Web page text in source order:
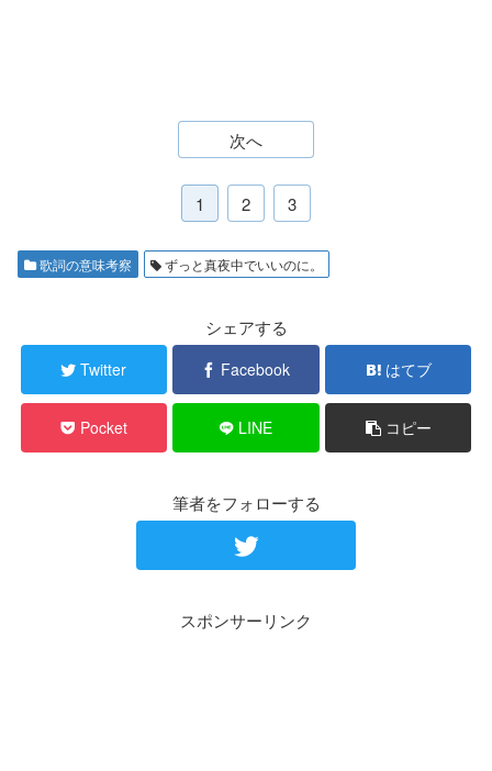
次へ
1 2 3
歌詞の意味考察 ずっと真夜中でいいのに。
シェアする
Twitter Facebook はてブ
Pocket LINE コピー
筆者をフォローする
スポンサーリンク